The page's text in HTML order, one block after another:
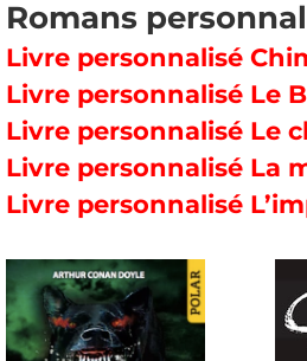
Romans
Livre personnalisé
Livre personnalisé Le
Livre personnalisé Le
Livre personnalisé La
Livre personnalisé